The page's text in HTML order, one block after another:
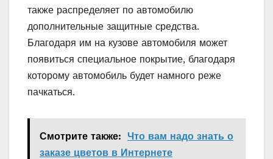
также распределяет по автомобилю
дополнительные защитные средства.
Благодаря им на кузове автомобиля может
появиться специальное покрытие, благодаря
которому автомобиль будет намного реже
пачкаться.
Смотрите также: Что вам надо знать о
заказе цветов в Интернете